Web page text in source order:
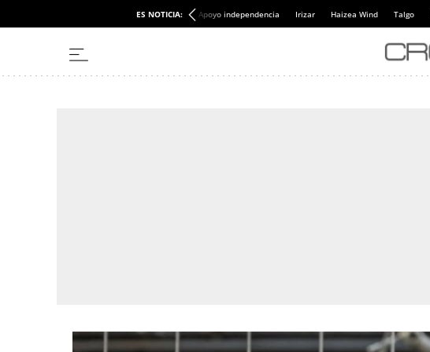
ES NOTICIA: Apoyo independencia Irizar Haizea Wind Talgo